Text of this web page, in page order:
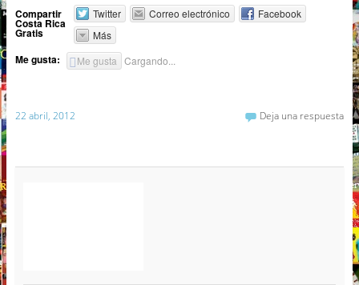
Compartir
Costa Rica
Gratis
Twitter Correo electrónico
Facebook
Más
Me gusta: Me gusta Cargando...
22 abril, 2012 Deja una respuesta